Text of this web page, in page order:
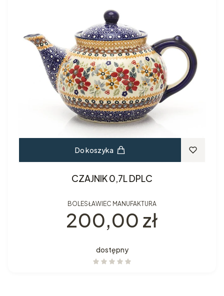
Do koszyka
CZAJNIK 0,7L DPLC
BOLESŁAWIEC MANUFAKTURA
Cena
200,00 zł
dostępny